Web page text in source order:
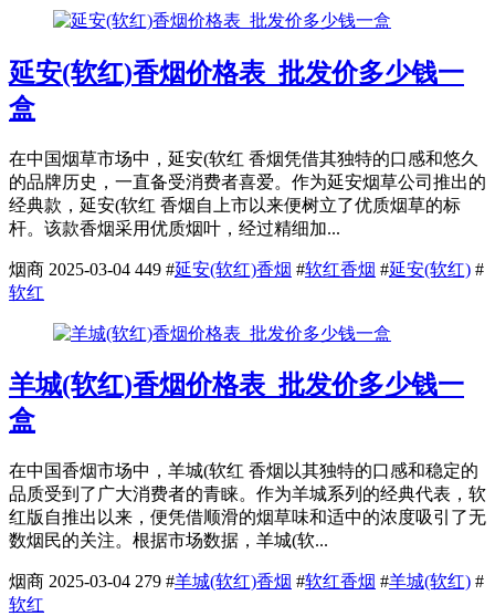
延安(软红)香烟价格表_批发价多少钱一
盒
在中国烟草市场中，延安(软红 香烟凭借其独特的口感和悠久
的品牌历史，一直备受消费者喜爱。作为延安烟草公司推出的
经典款，延安(软红 香烟自上市以来便树立了优质烟草的标
杆。该款香烟采用优质烟叶，经过精细加...
烟商 2025-03-04 449 #延安(软红)香烟 #软红香烟 #延安(软红) #
软红
羊城(软红)香烟价格表_批发价多少钱一
盒
在中国香烟市场中，羊城(软红 香烟以其独特的口感和稳定的
品质受到了广大消费者的青睐。作为羊城系列的经典代表，软
红版自推出以来，便凭借顺滑的烟草味和适中的浓度吸引了无
数烟民的关注。根据市场数据，羊城(软...
烟商 2025-03-04 279 #羊城(软红)香烟 #软红香烟 #羊城(软红) #
软红